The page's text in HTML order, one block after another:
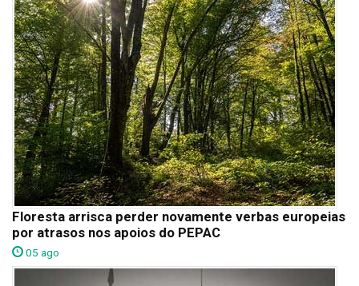
Floresta arrisca perder novamente verbas europeias
por atrasos nos apoios do PEPAC
05 ago